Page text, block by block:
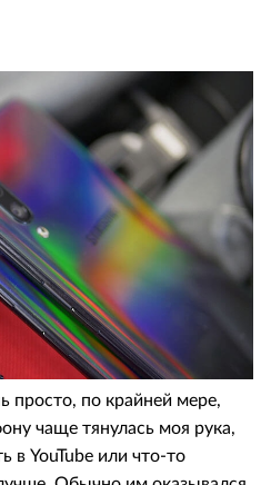
просто, по крайней мере,
чаще тянулась моя рука,
в YouTube или что-то